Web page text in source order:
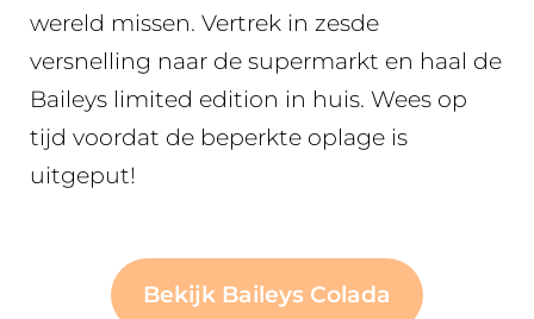
wereld missen. Vertrek in zesde
versnelling naar de supermarkt en haal de
Baileys limited edition in huis. Wees op
tijd voordat de beperkte oplage is
uitgeput!
Bekijk Baileys Colada